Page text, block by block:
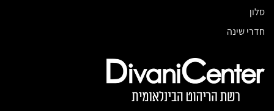
סלון
חדרי שינה